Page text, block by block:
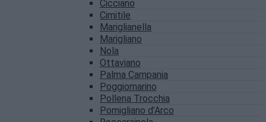
Cicciano
Cimitile
Mariglianella
Marigliano
Nola
Ottaviano
Palma Campania
Poggiomarino
Pollena Trocchia
Pomigliano d’Arco